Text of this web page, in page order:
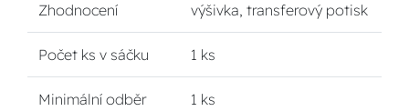
Zhodnocení výšivka, transferový potisk
Počet ks v sáčku 1 ks
Minimální odběr 1 ks